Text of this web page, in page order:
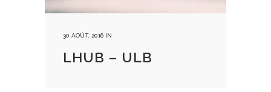
30 AOÛT, 2016 IN
LHUB – ULB